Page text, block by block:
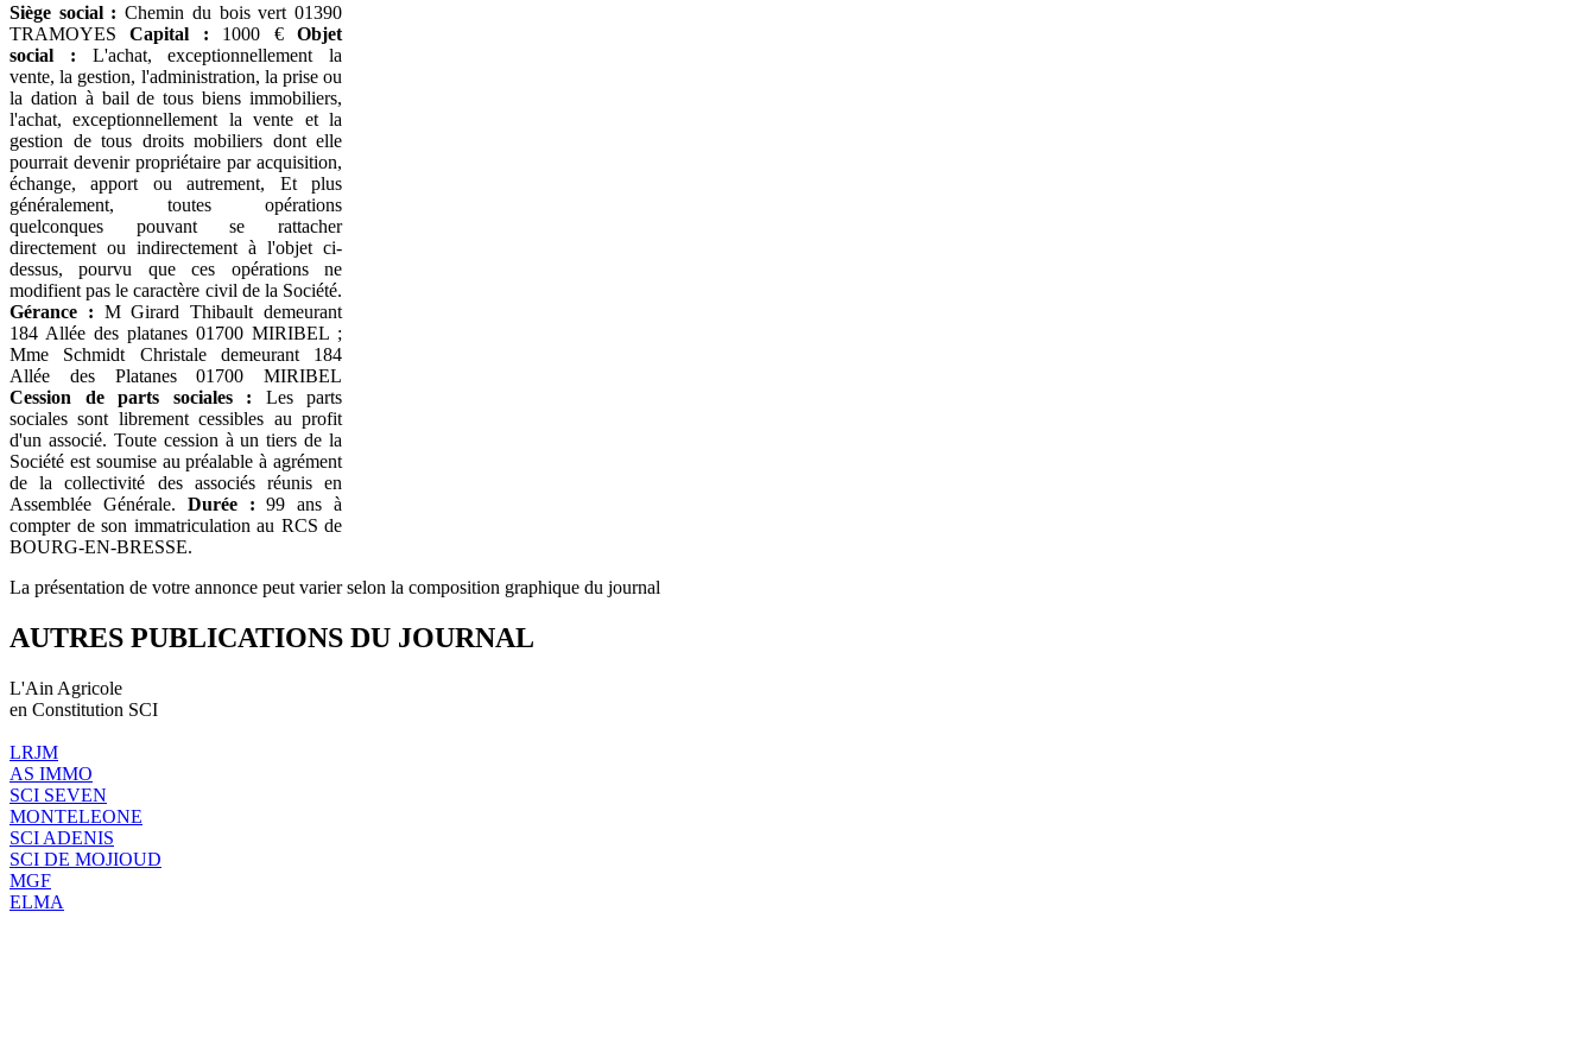
Siège social : Chemin du bois vert 01390
TRAMOYESCapital : 1000 €Objet
social : L'achat, exceptionnellement la
vente, la gestion, l'administration, la prise ou
la dation à bail de tous biens immobiliers,
l'achat, exceptionnellement la vente et la
gestion de tous droits mobiliers dont elle
pourrait devenir propriétaire par acquisition,
échange, apport ou autrement, Et plus
généralement, toutes opérations
quelconques pouvant se rattacher
directement ou indirectement à l'objet ci-
dessus, pourvu que ces opérations ne
modifient pas le caractère civil de la Société.
Gérance : M Girard Thibault demeurant
184 Allée des platanes 01700 MIRIBEL ;
Mme Schmidt Christale demeurant 184
Allée des Platanes 01700 MIRIBEL
Cession de parts sociales : Les parts
sociales sont librement cessibles au profit
d'un associé. Toute cession à un tiers de la
Société est soumise au préalable à agrément
de la collectivité des associés réunis en
Assemblée Générale. Durée : 99 ans à
compter de son immatriculation au RCS de
BOURG-EN-BRESSE.
La présentation de votre annonce peut varier selon la composition graphique du journal
AUTRES PUBLICATIONS DU JOURNAL
L'Ain Agricole
en Constitution SCI
LRJM
AS IMMO
SCI SEVEN
MONTELEONE
SCI ADENIS
SCI DE MOJIOUD
MGF
ELMA